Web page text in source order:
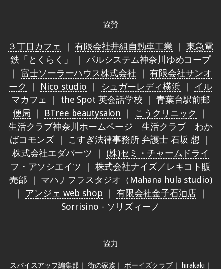
協賛
３丁目カフェ ｜ 有限会社井組自動車工業 ｜ 東急電
鉄「とくらく」
｜ パルシステム神奈川ゆめコープ
｜ 富士ソーラーハウス株式会社 ｜ 有限会社サンオ
ーク
｜ Nico studio ｜ シュガーレディ横浜 ｜ イル
マカフェ
｜ the Spot 英会話学校 ｜ 青葉台駅前郵
便局 ｜ BTree beautysalon ｜ こうクリニック
｜
生活クラブ神奈川ホームページ
生活クラブ わか
ばコモンズ ｜ こすぎ法律事務所 弁護士 石坂 想 ｜
株式会社エダパーツ ｜ (株)セミ・チャームドライ
フ・アソシエイツ ｜ 株式会社ナイズ／レキコト販
売部 ｜ マハナフラスタジオ（Mahana hula studio)
｜ アンジェ web shop ｜ 有限会社金子石油店｜
Sorrisino - ソリズィーノ
協力
スパイスアップ編集部 ｜ 街の家族｜ ボーイズクラブ｜ hirakaki ｜